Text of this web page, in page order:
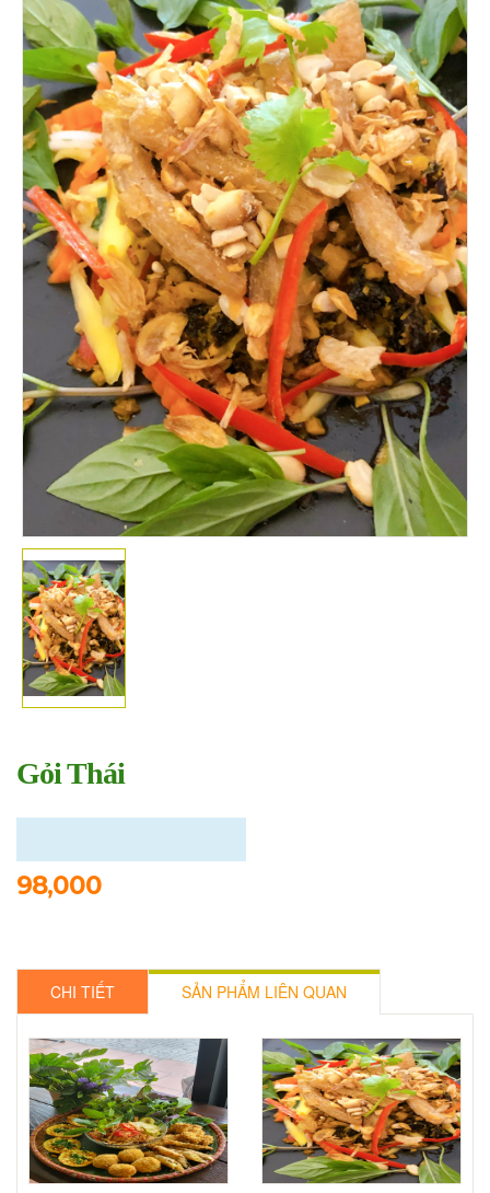
Gỏi Thái
98,000
CHI TIẾT SẢN PHẨM LIÊN QUAN